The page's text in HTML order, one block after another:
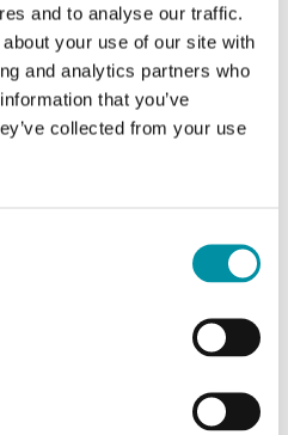
and to analyse our traffic.
your use of our site with
and analytics partners who
that you’ve
collected from your use
di regolatori su un
porta dell’armadio.